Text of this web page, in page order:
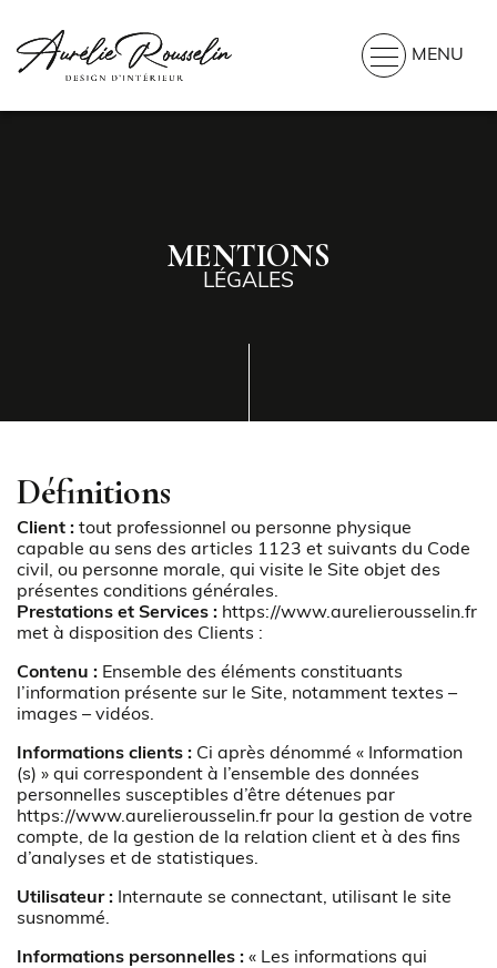
MENU
MENTIONS
LÉGALES
Définitions
Client : tout professionnel ou personne physique
capable au sens des articles 1123 et suivants du Code
civil, ou personne morale, qui visite le Site objet des
présentes conditions générales.
Prestations et Services : https://www.aurelierousselin.fr
met à disposition des Clients :
Contenu : Ensemble des éléments constituants
l’information présente sur le Site, notamment textes –
images – vidéos.
Informations clients : Ci après dénommé « Information
(s) » qui correspondent à l’ensemble des données
personnelles susceptibles d’être détenues par
https://www.aurelierousselin.fr pour la gestion de votre
compte, de la gestion de la relation client et à des fins
d’analyses et de statistiques.
Utilisateur : Internaute se connectant, utilisant le site
susnommé.
Informations personnelles : « Les informations qui